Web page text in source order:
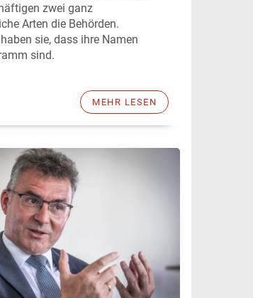
zwei ganz
Arten die Behörden.
sie, dass ihre Namen
sind.
MEHR LESEN